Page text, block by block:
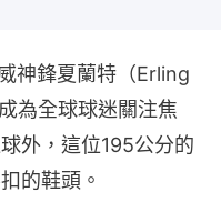
神鋒夏蘭特（Erling
為全球球迷關注焦
外，這位195公分的
的鞋頭。